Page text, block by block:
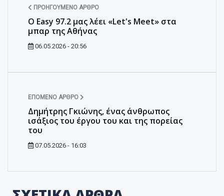
ΠΡΟΗΓΟΎΜΕΝΟ ΆΡΘΡΟ
Ο Easy 97.2 μας λέει «Let's Meet» στα
μπαρ της Αθήνας
06.05.2026 - 20:56
ΕΠΌΜΕΝΟ ΆΡΘΡΟ
Δημήτρης Γκιώνης, ένας άνθρωπος
ισάξιος του έργου του και της πορείας
του
07.05.2026 - 16:03